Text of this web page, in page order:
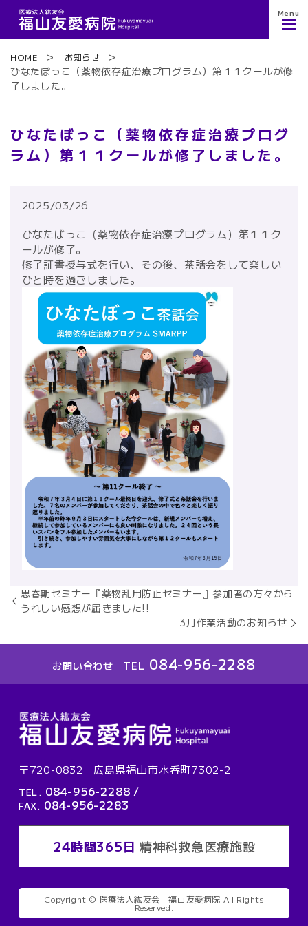
Menu
HOME お知らせ
ひなたぼっこ（薬物依存症治療プログラム）第１１クールが修
了しました。
ひなたぼっこ（薬物依存症治療プログ
ラム）第１１クールが修了しました。
2025/03/26
ひなたぼっこ（薬物依存症治療プログラム）第１１ク
ールが修了。
修了証書授与式を行い、その後、茶話会をして楽しい
ひと時を過ごしました。
思春期セミナー『薬物乱用防止セミナー』参加者の方々から
うれしい感想が届きました!!
3月作業活動のお知らせ
お問い合わせ TEL 084-956-2288
〒720-0832 広島県福山市水呑町7302-2
TEL. 084-956-2288 /
FAX. 084-956-2283
24時間365日 精神科救急医療施設
Copyright © 医療法人紘友会 福山友愛病院 All Rights
Reserved.